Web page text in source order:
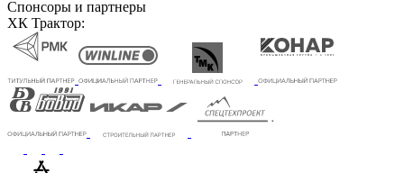
Спонсоры и партнеры
ХК Трактор: